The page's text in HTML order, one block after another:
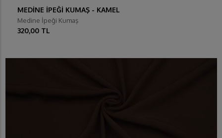
MEDİNE İPEĞİ KUMAŞ - KAMEL
Medine İpeği Kumaş
320,00 TL